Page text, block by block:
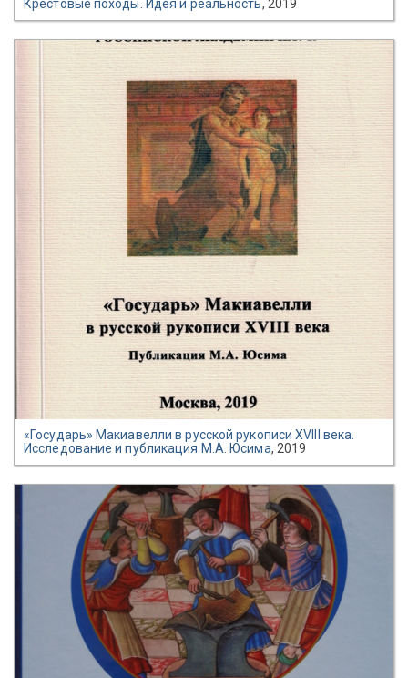
Крестовые походы. Идея и реальность, 2019
«Государь» Макиавелли в русской рукописи XVIII века.
Исследование и публикация М.А. Юсима, 2019